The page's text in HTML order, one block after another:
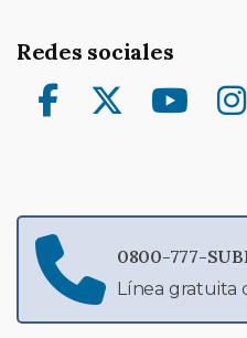
Redes sociales
Facebook
Twitter
0800-777-
Línea gratuita